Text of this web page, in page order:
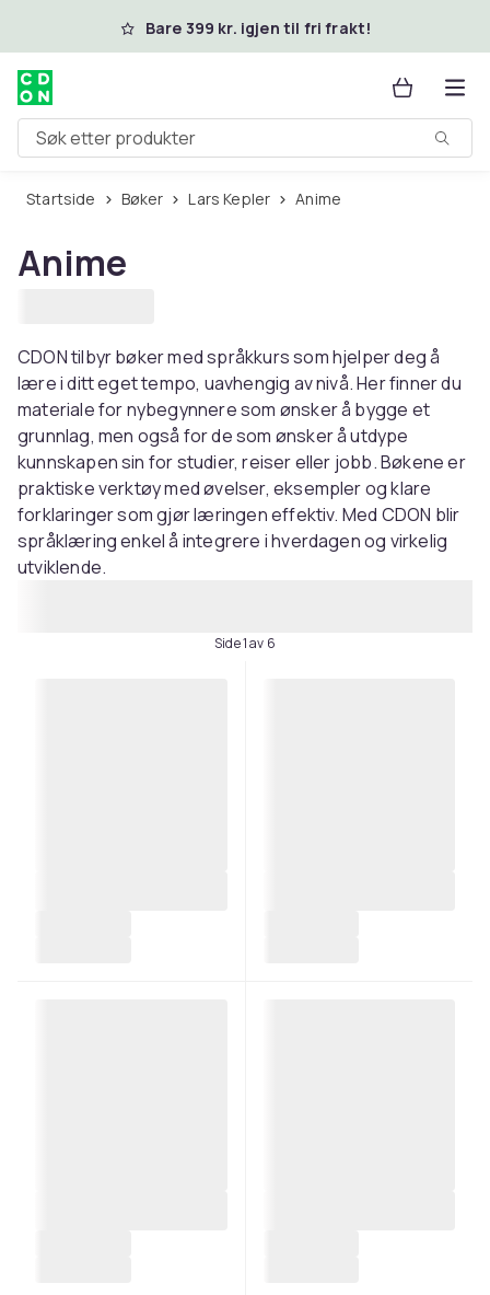
Hopp til hovedinnholdBare 399 kr. igjen til fri frakt!
Søk etter produkter
Startside Bøker Lars Kepler Anime
Anime
CDON tilbyr bøker med språkkurs som hjelper deg å
lære i ditt eget tempo, uavhengig av nivå. Her finner du
materiale for nybegynnere som ønsker å bygge et
grunnlag, men også for de som ønsker å utdype
kunnskapen sin for studier, reiser eller jobb. Bøkene er
praktiske verktøy med øvelser, eksempler og klare
forklaringer som gjør læringen effektiv. Med CDON blir
språklæring enkel å integrere i hverdagen og virkelig
utviklende.
Side 1 av 6